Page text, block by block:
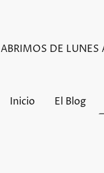
ABRIMOS DE
Inicio El Blog